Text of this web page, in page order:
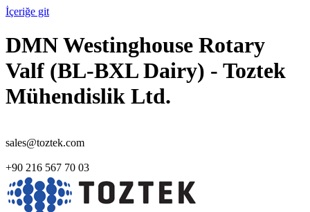
İçeriğe git
DMN Westinghouse Rotary
Valf (BL-BXL Dairy) - Toztek
Mühendislik Ltd.
sales@toztek.com
+90 216 567 70 03